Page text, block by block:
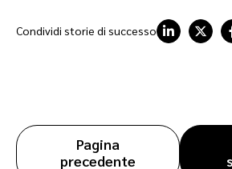
Condividi storie di successo
Pagina
precedente